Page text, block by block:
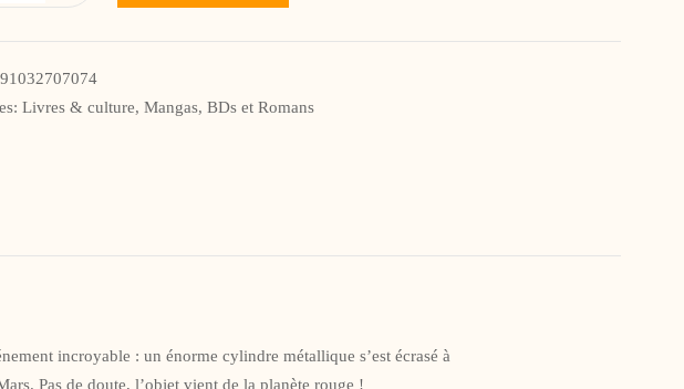
Livres & culture, Mangas, BDs et Romans
incroyable : un énorme cylindre métallique s’est écrasé à
Pas de doute, l’objet vient de la planète rouge !